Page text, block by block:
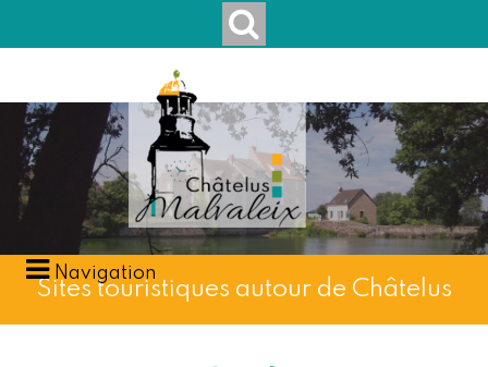
Navigation
Sites touristiques autour de Châtelus